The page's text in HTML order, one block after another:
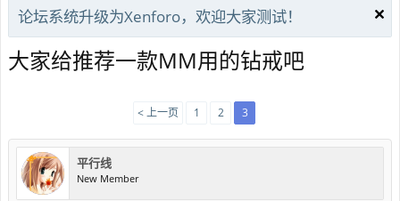
论坛系统升级为Xenforo，欢迎大家测试！
大家给推荐一款MM用的钻戒吧
< 上一页 1 2 3
平行线
New Member